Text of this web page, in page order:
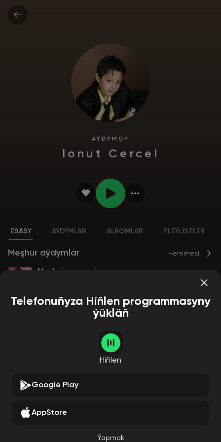
AÝDYMÇY
lonut Cercel
ESASY AÝDYMLAR ALBOMLAR PLEÝLISTLER
Meşhur aýdymlar Hemmesi
Made in romania
Made in romania
Telefonuňyza Hiňlen programmasyny
ýükläň
Hiňlen
Google Play
AppStore
Ýapmak